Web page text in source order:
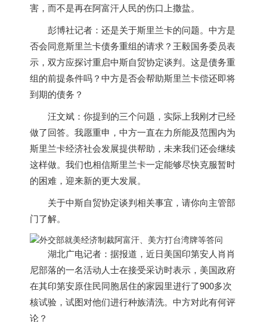
害，而不是再在阿富汗人民的伤口上撒盐。
彭博社记者：还是关于斯里兰卡的问题。中方是
否会同意斯里兰卡债务重组的请求？王毅国务委员表
示，双方应探讨重启中斯自贸协定谈判。这是债务重
组的前提条件吗？中方是否会帮助斯里兰卡偿还即将
到期的债务？
汪文斌：你提到的三个问题，实际上我刚才已经
做了回答。我愿重申，中方一直在力所能及范围内为
斯里兰卡经济社会发展提供帮助，未来我们还会继续
这样做。我们也相信斯里兰卡一定能够尽快克服暂时
的困难，迎来新的更大发展。
关于中斯自贸协定谈判相关事宜，请你向主管部
门了解。
湖北广电记者：据报道，近日美国印第安人肖肖
尼部落的一名活动人士在接受采访时表示， 美国政府
在其印第安原住民同胞居住的家园里进行了900多次
核试验，试图对他们进行种族清洗。中方对此有何评
论？